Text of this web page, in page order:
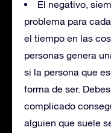
El negativo,
problema para
el tiempo en las
personas genera
si la persona que
forma de ser.
complicado
alguien que suele